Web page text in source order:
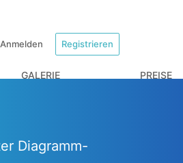
Anmelden Registrieren
GALERIE PREISE
Diagramm-